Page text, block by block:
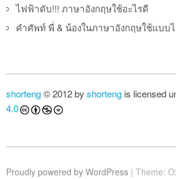
ไฟฟ้าดับ!!! ภาษาอังกฤษใช้อะไรดี
คำศัพท์ พี่ & น้องในภาษาอังกฤษใช้แบบ
shorteng© 2012 by shorteng is licensed
4.0
Proudly powered by WordPress | Theme: